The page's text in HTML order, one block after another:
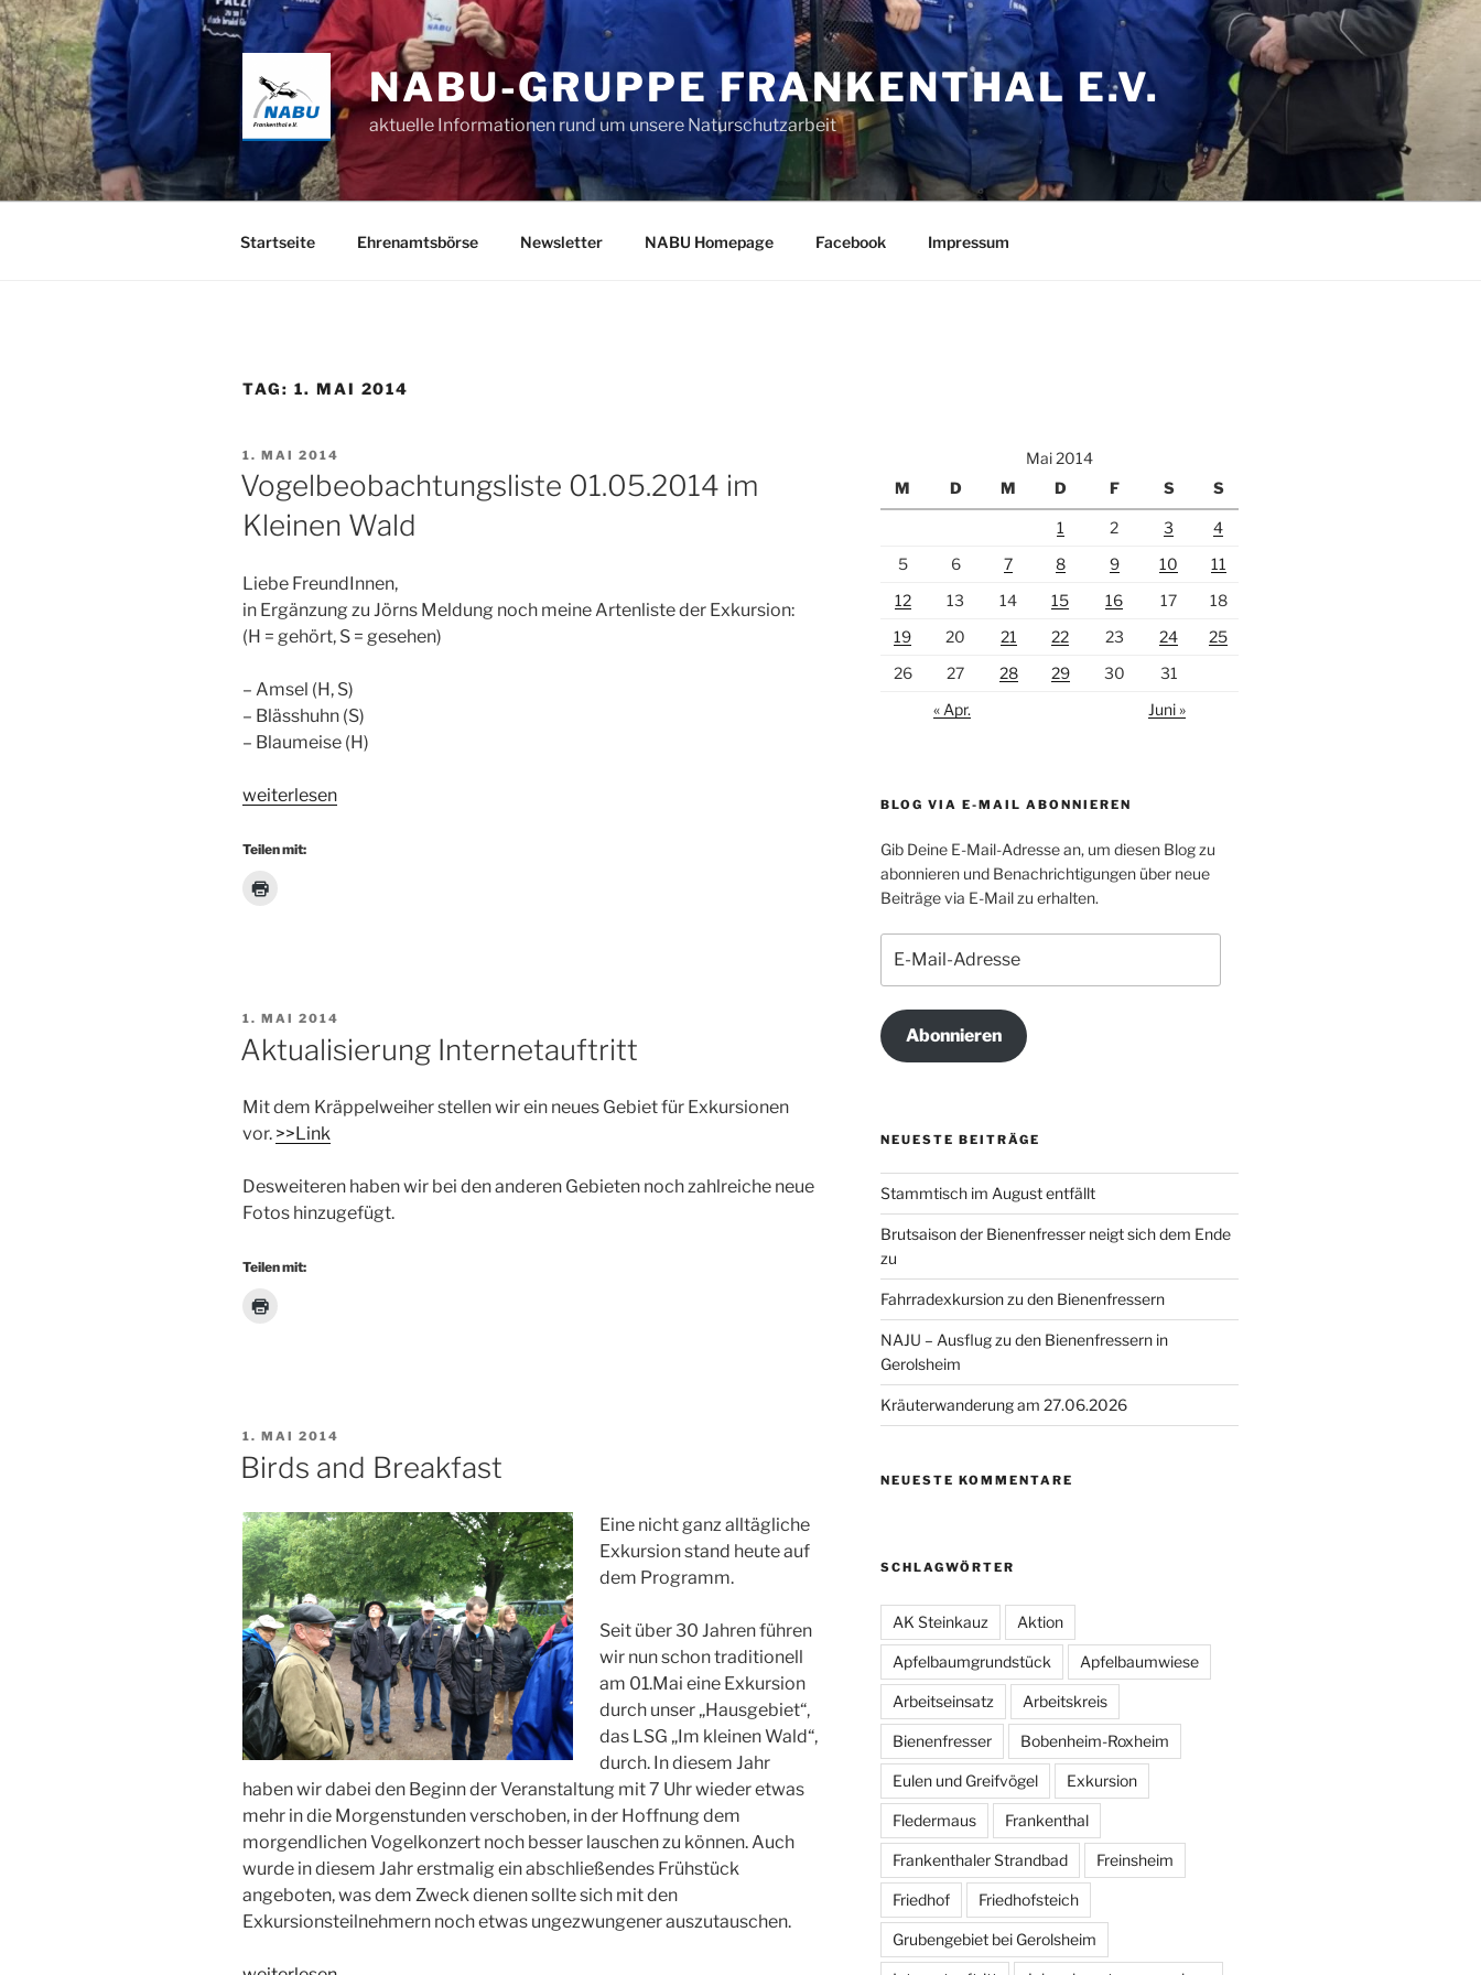
Zum
Inhalt
springen
NABU-GRUPPE FRANKENTHAL E.V.
aktuelle Informationen rund um unsere Naturschutzarbeit
Startseite Ehrenamtsbörse Newsletter NABU Homepage Facebook Impressum
TAG: 1. MAI 2014
VERÖFFENTLICHT
AM
1. MAI 2014
Vogelbeobachtungsliste 01.05.2014 im
Kleinen Wald
Liebe FreundInnen,
in Ergänzung zu Jörns Meldung noch meine Artenliste der Exkursion:
(H = gehört, S = gesehen)
– Amsel (H, S)
– Blässhuhn (S)
– Blaumeise (H)
„Vogelbeobachtungsliste
im
Wald“
weiterlesen
Teilen mit:
VERÖFFENTLICHT
1. MAI 2014
Aktualisierung Internetauftritt
Mit dem Kräppelweiher stellen wir ein neues Gebiet für Exkursionen
vor. >>Link
Desweiteren haben wir bei den anderen Gebieten noch zahlreiche neue
Fotos hinzugefügt.
Teilen mit:
VERÖFFENTLICHT
AM
1. MAI 2014
Birds and Breakfast
Eine nicht ganz alltägliche
Exkursion stand heute auf
dem Programm.
Seit über 30 Jahren führen
wir nun schon traditionell
am 01.Mai eine Exkursion
durch unser „Hausgebiet“,
das LSG „Im kleinen Wald“,
durch. In diesem Jahr
haben wir dabei den Beginn der Veranstaltung mit 7 Uhr wieder etwas
mehr in die Morgenstunden verschoben, in der Hoffnung dem
morgendlichen Vogelkonzert noch besser lauschen zu können. Auch
wurde in diesem Jahr erstmalig ein abschließendes Frühstück
angeboten, was dem Zweck dienen sollte sich mit den
Exkursionsteilnehmern noch etwas ungezwungener auszutauschen.
Mai 2014
M
D M D F S S
1 2 3
4
5
6 7 8 9 10
11
12
13 14 15 16 17
18
19
20 21 22 23 24
25
26
27 28 29 30
31
« Apr.
Juni »
BLOG VIA E-MAIL ABONNIEREN
Gib Deine E-Mail-Adresse an, um diesen Blog zu
abonnieren und Benachrichtigungen über neue
Beiträge via E-Mail zu erhalten.
Mail-
Adresse
Abonnieren
NEUESTE BEITRÄGE
Stammtisch im August entfällt
Brutsaison der Bienenfresser neigt sich dem Ende
zu
Fahrradexkursion zu den Bienenfressern
NAJU – Ausflug zu den Bienenfressern in
Gerolsheim
Kräuterwanderung am 27.06.2026
NEUESTE KOMMENTARE
SCHLAGWÖRTER
AK Steinkauz Aktion
Apfelbaumgrundstück Apfelbaumwiese
Arbeitseinsatz Arbeitskreis
Bienenfresser Bobenheim-Roxheim
Eulen und Greifvögel Exkursion
Fledermaus Frankenthal
Frankenthaler Strandbad Freinsheim
Friedhof Friedhofsteich
Grubengebiet bei Gerolsheim